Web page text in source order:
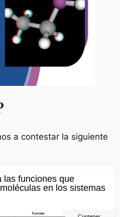
a contestar la siguiente